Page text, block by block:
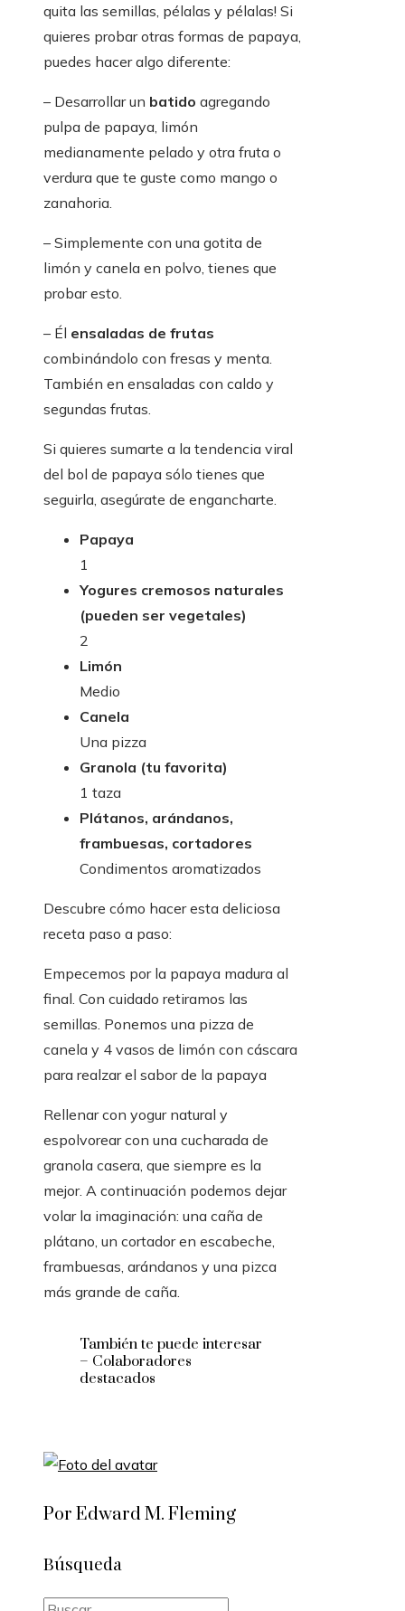
quita las semillas, pélalas y pélalas! Si
quieres probar otras formas de papaya,
puedes hacer algo diferente:
– Desarrollar un batido agregando
pulpa de papaya, limón
medianamente pelado y otra fruta o
verdura que te guste como mango o
zanahoria.
– Simplemente con una gotita de
limón y canela en polvo, tienes que
probar esto.
– Él ensaladas de frutas
combinándolo con fresas y menta.
También en ensaladas con caldo y
segundas frutas.
Si quieres sumarte a la tendencia viral
del bol de papaya sólo tienes que
seguirla, asegúrate de engancharte.
Papaya
1
Yogures cremosos naturales
(pueden ser vegetales)
2
Limón
Medio
Canela
Una pizza
Granola (tu favorita)
1 taza
Plátanos, arándanos,
frambuesas, cortadores
Condimentos aromatizados
Descubre cómo hacer esta deliciosa
receta paso a paso:
Empecemos por la papaya madura al
final. Con cuidado retiramos las
semillas. Ponemos una pizza de
canela y 4 vasos de limón con cáscara
para realzar el sabor de la papaya
Rellenar con yogur natural y
espolvorear con una cucharada de
granola casera, que siempre es la
mejor. A continuación podemos dejar
volar la imaginación: una caña de
plátano, un cortador en escabeche,
frambuesas, arándanos y una pizca
más grande de caña.
También te puede interesar
– Colaboradores
destacados
Por Edward M. Fleming
Búsqueda